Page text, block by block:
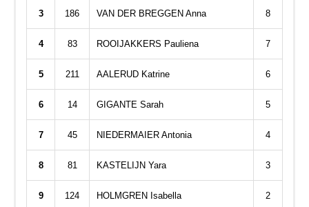
3 186 VAN DER BREGGEN Anna 8
4 83 ROOIJAKKERS Pauliena 7
5 211 AALERUD Katrine 6
6 14 GIGANTE Sarah 5
7 45 NIEDERMAIER Antonia 4
8 81 KASTELIJN Yara 3
9 124 HOLMGREN Isabella 2